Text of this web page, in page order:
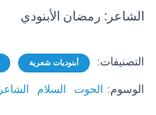
الشاعر: رمضان الأبنودي
التصنيفات: أبنوديات شعرية
الوسوم: الحوت السلام الشاعر